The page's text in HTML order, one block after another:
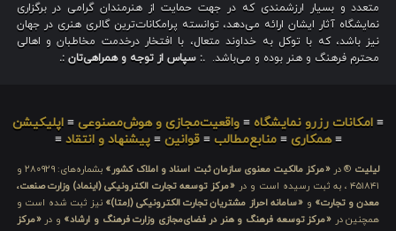
متعدد و بسیار ارزشمندی که در جهت حمایت از هنرمندان گرامی در برگزاری
نمایشگاه آثار ایشان ارائه می‌دهد، توانسته پرامکانات‌ترین گالری هنری در جهان
نیز باشد، که با توکل به خداوند متعال، با افتخار درخدمت مخاطبان و اهالی
محترم فرهنگ و هنر بوده و می‌باشد. .: سپاس از توجه و همراهی‌تان :.
≡ امکانات رزرو نمایشگاه ≡ واقعیت‌مجازی و هوش‌مصنوعی ≡ اپلیکیشن
≡همکاری ≡منابع‌مطالب ≡قوانین ≡پیشنهاد و انتقاد ≡
لیلیت ® در «مرکز مالکیت معنوی سازمان ثبت اسناد و املاک کشور»
بشماره‌های: ۲۸۰۹۲۹ و
۴۵۱۸۴۱ ، به ثبت رسیده است و در
«مرکز توسعه تجارت الکترونیکی (اینماد) وزارت صنعت،
معدن و تجارت» و «سامانه احراز مشتریان تجارت الکترونیکی (اِمتا)» نیز ثبت شده است و
همچنین در «مرکز توسعه فرهنگ و هنر در فضای‌مجازی وزارت فرهنگ و ارشاد» و در«مرکز